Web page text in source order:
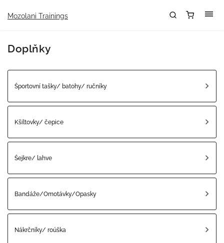
Mozolani Trainings
Doplňky
Športovní tašky/ batohy/ ručníky
Kšiltovky/ čepice
Šejkre/ lahve
Bandáže/Omotávky/Opasky
Nákrčníky/ roúška